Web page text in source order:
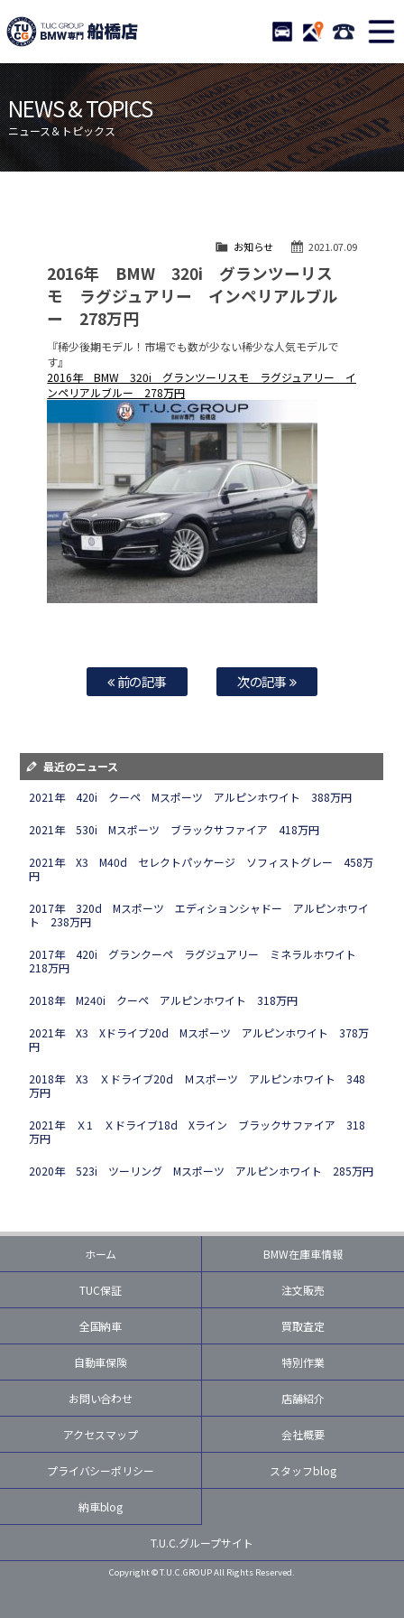
TUCグループ BMW専門 船
STOCK ACCESS 047-
ニュース
在庫リスト
目玉車両一覧
店舗紹介
保証＆サービス
アクセスマップ
自動車保険
TUCとは？
リクルート
納車blog
NEWS & TOPICS
ニュース＆トピックス
2021.07.09
お知らせ
2016年 BMW 320i グランツーリス
モ ラグジュアリー インペリアルブル
ー 278万円
『稀少後期モデル！市場でも数が少ない稀少な人気モデルで
す』
2016年 BMW 320i グランツーリスモ ラグジュアリー イ
ンペリアルブルー 278万円
前の記事 次の記事
最近のニュース
2021年 420i クーペ Mスポーツ アルピンホワイト 388万円
2021年 530i Mスポーツ ブラックサファイア 418万円
2021年 X3 M40d セレクトパッケージ ソフィストグレー 458万
円
2017年 320d Mスポーツ エディションシャドー アルピンホワイ
ト 238万円
2017年 420i グランクーペ ラグジュアリー ミネラルホワイト
218万円
2018年 M240i クーペ アルピンホワイト 318万円
2021年 X3 Xドライブ20d Mスポーツ アルピンホワイト 378万
円
2018年 X3 Ｘドライブ20d Ｍスポーツ アルピンホワイト 348
万円
2021年 Ｘ1 Ｘドライブ18d Xライン ブラックサファイア 318
万円
2020年 523i ツーリング Mスポーツ アルピンホワイト 285万円
ホーム BMW在庫車情報
TUC保証 注文販売
全国納車 買取査定
自動車保険 特別作業
お問い合わせ 店舗紹介
アクセスマップ 会社概要
プライバシーポリシー スタッフblog
納車blog
T.U.C.グループサイト
Copyright © T.U.C.GROUP All Rights Reserved.